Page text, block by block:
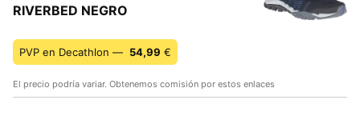
RIVERBED NEGRO
PVP en Decathlon — 54,99 €
El precio podría variar. Obtenemos comisión por estos enlaces